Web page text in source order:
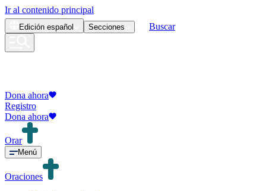
Ir al contenido principal
Edición español Secciones Buscar
Dona ahora
Registro
Dona ahora
Orar
Menú
Oraciones